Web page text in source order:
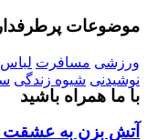
موضوعات پرطرفدار
ورزشی مسافرت لباس
نوشیدنی شیوه زندگی
با ما همراه باشید
آتش بزن به عشقت